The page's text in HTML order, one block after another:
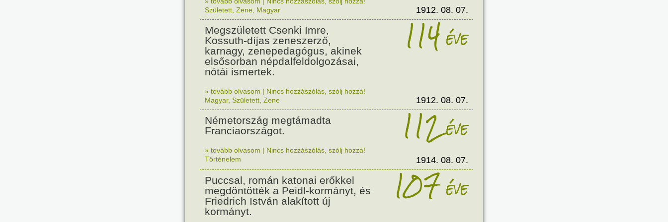
Született Zene Magyar 1912. 08. 07.
Megszületett Csenki Imre,
Kossuth-díjas zeneszerző,
karnagy, zenepedagógus, akinek
elsősorban népdalfeldolgozásai,
nótái ismertek.
114éve
» tovább olvasom | Nincs hozzászólás, szólj hozzá!
Magyar, Született Zene 1912. 08. 07.
Németország megtámadta
Franciaországot.
112éve
» tovább olvasom | Nincs hozzászólás, szólj hozzá!
Történelem
1914. 08. 07.
Puccsal, román katonai erőkkel
megdöntötték a Peidl-kormányt, és
Friedrich István alakított új
kormányt.
107éve